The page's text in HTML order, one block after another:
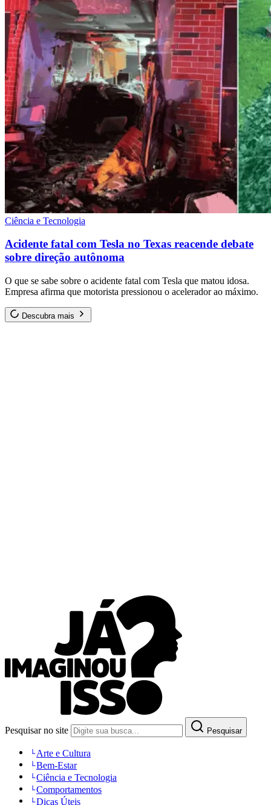
Ciência e Tecnologia
Acidente fatal com Tesla no Texas reacende debate
sobre direção autônoma
O que se sabe sobre o acidente fatal com Tesla que matou idosa.
Empresa afirma que motorista pressionou o acelerador ao máximo.
Descubra mais
Pesquisar no site Pesquisar
Arte e Cultura
Bem-Estar
Ciência e Tecnologia
Comportamentos
Dicas Úteis